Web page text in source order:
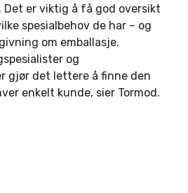
Det er viktig å få god oversikt
spesialbehov de har – og
om emballasje.
og
gjør det lettere å finne den
enkelt kunde, sier Tormod.